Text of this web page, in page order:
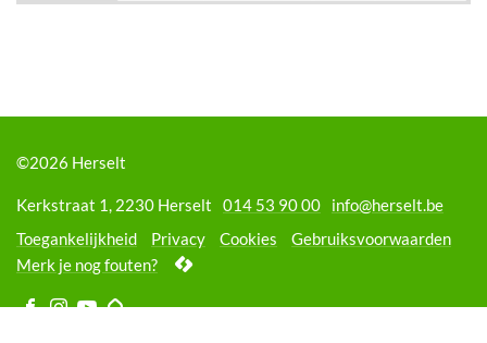
©2026 Herselt
Adres
Kerkstraat 1, 2230 Herselt
Tel. 014 53 90 00
E-
mail
info@herselt.be
Toegankelijkheid
Privacy Cookies
Gebruiksvoorwaarden
Merk je nog fouten?